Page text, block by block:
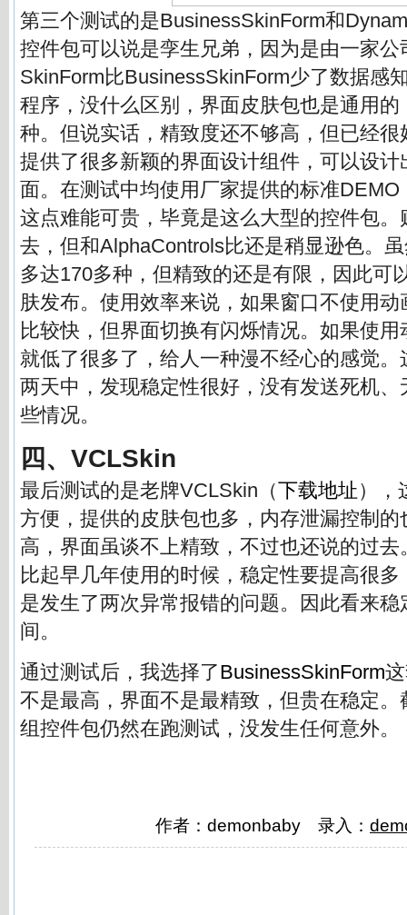
第三个测试的是BusinessSkinForm和
控件包可以说是孪生兄弟，因为是由一家
SkinForm比BusinessSkinForm少了数据感
程序，没什么区别，界面皮肤包也是通用的
种。但说实话，精致度还不够高，但已经
提供了很多新颖的界面设计组件，可以设
面。在测试中均使用厂家提供的标准
这点难能可贵，毕竟是这么大型的控件包
去，但和AlphaControls比还是稍显逊色。
多达170多种，但精致的还是有限，因此可
肤发布。使用效率来说，如果窗口不使用
比较快，但界面切换有闪烁情况。如果使
就低了很多了，给人一种漫不经心的感觉
两天中，发现稳定性很好，没有发送死机
些情况。
四、VCLSkin
最后测试的是老牌VCLSkin（下载地址），
方便，提供的皮肤包也多，内存泄漏控制
高，界面虽谈不上精致，不过也还说的过
比起早几年使用的时候，稳定性要提高很
是发生了两次异常报错的问题。因此看来
间。
通过测试后，我选择了BusinessSkinForm
不是最高，界面不是最精致，但贵在稳定
组控件包仍然在跑测试，没发生任何意外。
作者：demonbaby 录入：